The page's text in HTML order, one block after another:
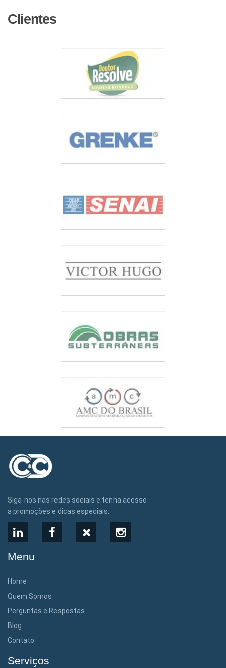
Clientes
Siga-nos nas redes sociais e tenha acesso
a promoções e dicas especiais.
LinkedInFacebook Instagram
Menu
Home
Quem Somos
Perguntas e Respostas
Blog
Contato
Serviços